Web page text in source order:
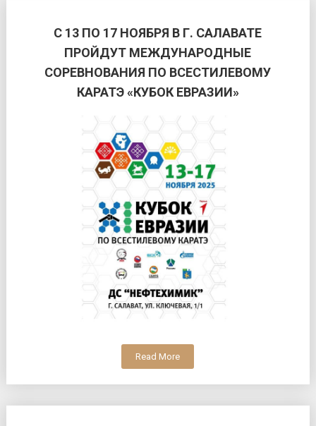
С 13 ПО 17 НОЯБРЯ В Г. САЛАВАТЕ
ПРОЙДУТ МЕЖДУНАРОДНЫЕ
СОРЕВНОВАНИЯ ПО ВСЕСТИЛЕВОМУ
КАРАТЭ «КУБОК ЕВРАЗИИ»
Read More